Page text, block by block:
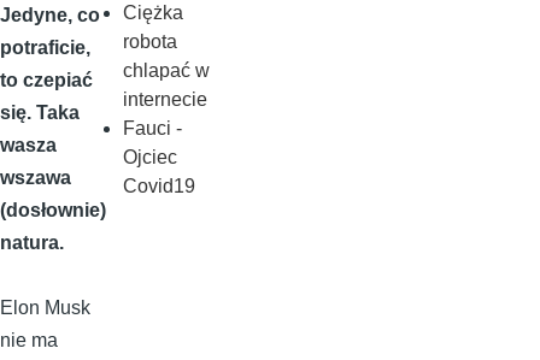
Jedyne, co
potraficie,
to czepiać
się. Taka
wasza
wszawa
(dosłownie)
natura.
Elon Musk
nie ma
Ciężka
robota
chlapać w
internecie
Fauci -
Ojciec
Covid19